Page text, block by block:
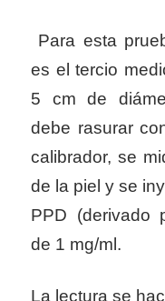
Para esta
es el tercio
5 cm de
debe rasurar
calibrador, se
de la piel y se
PPD (derivado
de 1 mg/ml.
La lectura se